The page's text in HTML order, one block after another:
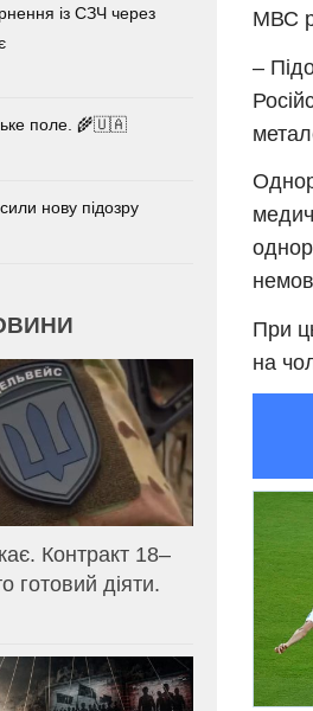
МВС
–
При
на
із СЗЧ через
поле. 🌾🇺🇦
нову підозру
Контракт 18–
готовий діяти.